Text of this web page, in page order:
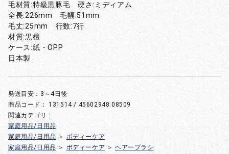
毛材質:特級黒豚毛 硬さ:ミディアム
全長:226mm 毛幅:51mm
毛丈:25mm 行数:7行
材質:黒檀
ケース:紙・OPP
日本製
発送目安：3～4日後
商品コード：131514 / 45602948 08509
関連カテゴリ :
家庭用品/日用品
家庭用品/日用品 ＞ ボディーケア
家庭用品/日用品 ＞ ボディーケア ＞ ヘアーブラシ